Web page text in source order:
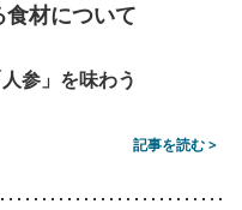
材について
参」を味わう
記事を読む >